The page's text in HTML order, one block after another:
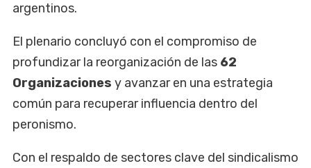
argentinos.
El plenario concluyó con el compromiso de
profundizar la reorganización de las 62
Organizaciones y avanzar en una estrategia
común para recuperar influencia dentro del
peronismo.
Con el respaldo de sectores clave del sindicalismo